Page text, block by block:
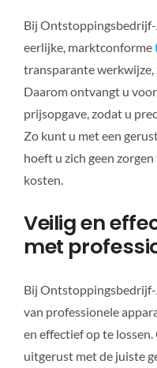
Bij
eerlijke, marktconforme
transparante werkwijze,
Daarom ontvangt u
prijsopgave, zodat u
Zo kunt u met een
hoeft u zich geen
kosten.
Veilig en
met
Bij
van professionele
en effectief op te
uitgerust met de juiste